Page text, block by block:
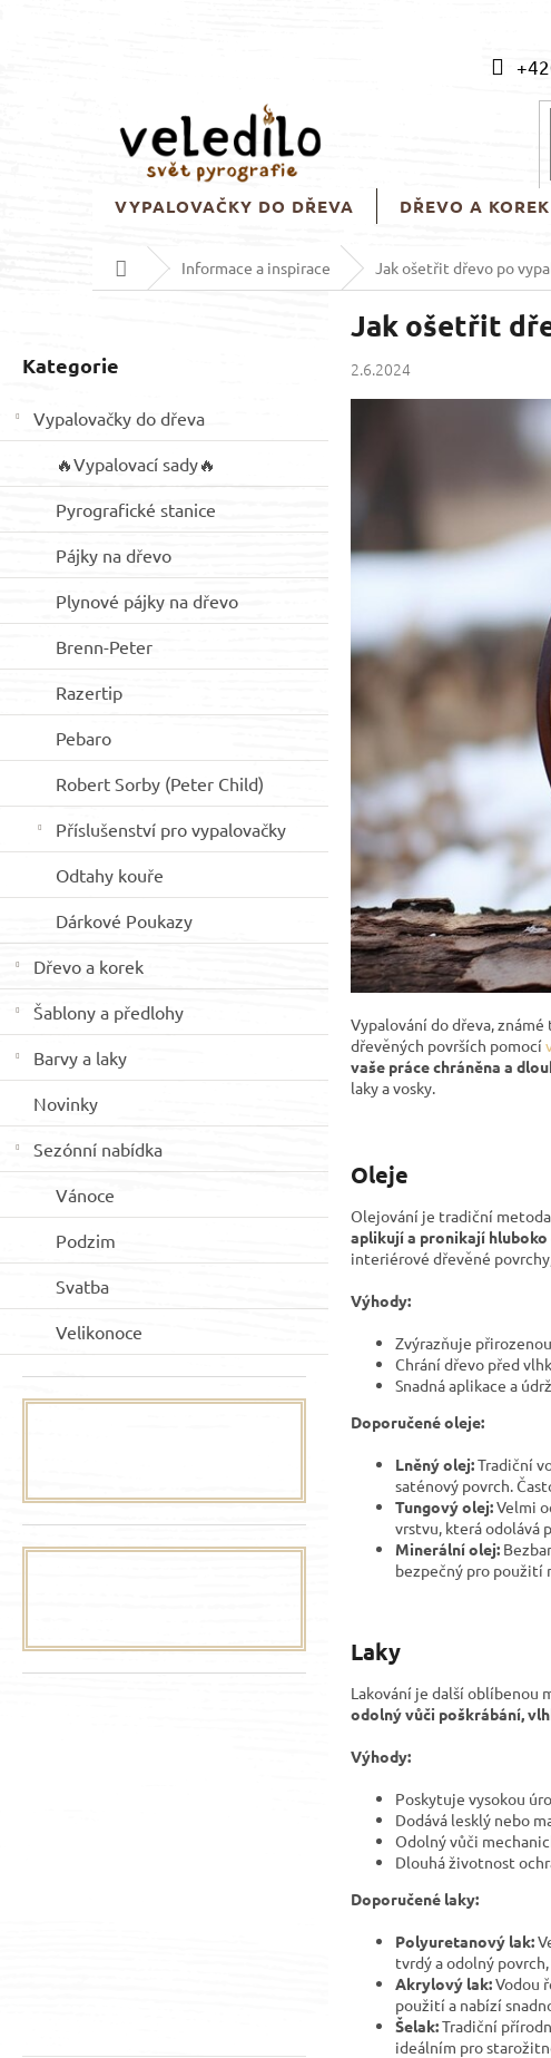
VYPALOVAČKY DO DŘEVA DŘEVO A KOREK
Domů Informace a inspirace Jak ošetřit dřevo po
n
n
l
kategorie
Kategorie
Vypalovačky do dřeva
🔥Vypalovací sady🔥
Pyrografické stanice
Pájky na dřevo
Plynové pájky na dřevo
Brenn-Peter
Razertip
Pebaro
Robert Sorby (Peter Child)
Příslušenství pro vypalovačky
Odtahy kouře
Dárkové Poukazy
Dřevo a korek
Šablony a předlohy
Barvy a laky
Novinky
Sezónní nabídka
Vánoce
Podzim
Svatba
Velikonoce
Jak ošetřit
2.6.2024
Vypalování do dřeva,
dřevěných površích pomocí
vaše práce chráněna a
laky a vosky.
Oleje
Olejování je tradiční
aplikují a pronikají hluboko
interiérové dřevěné
Výhody:
Zvýrazňuje
Chrání dřevo před
Snadná aplikace a
Doporučené oleje:
Lněný olej:Tradiční
saténový povrch.
Tungový olej:Velmi
vrstvu, která odolává
Minerální olej:
bezpečný pro použití
Laky
Lakování je další oblíbenou
odolný vůči poškrábání,
Výhody:
Poskytuje vysokou
Dodává lesklý nebo
Odolný vůči
Dlouhá životnost
Doporučené laky:
Polyuretanový lak:
tvrdý a odolný
Akrylový lak:Vodou
použití a nabízí
Šelak:Tradiční
ideálním pro